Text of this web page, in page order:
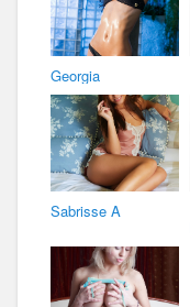
Georgia
Sabrisse A